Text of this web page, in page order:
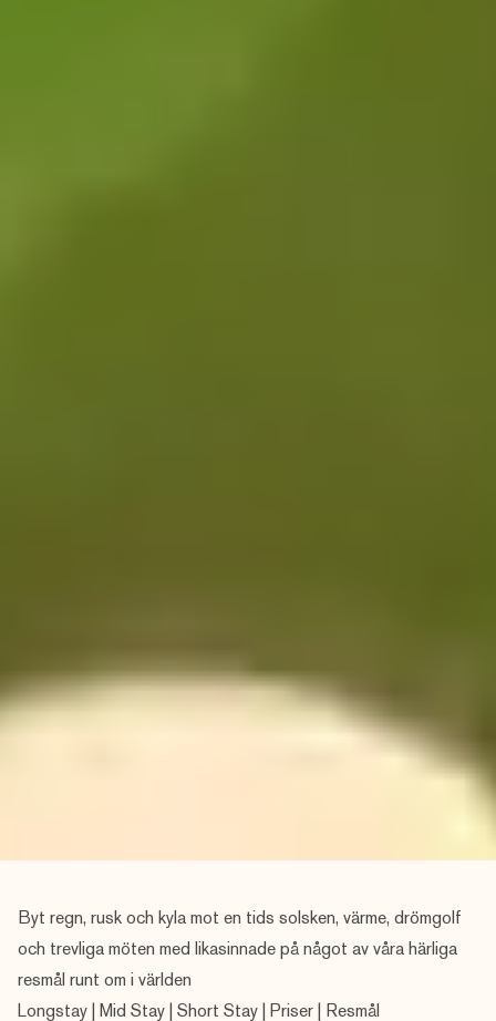
Byt regn, rusk och kyla mot en tids solsken, värme, drömgolf
och trevliga möten med likasinnade på något av våra härliga
resmål runt om i världen
Longstay
Mid Stay Short Stay Priser Resmål